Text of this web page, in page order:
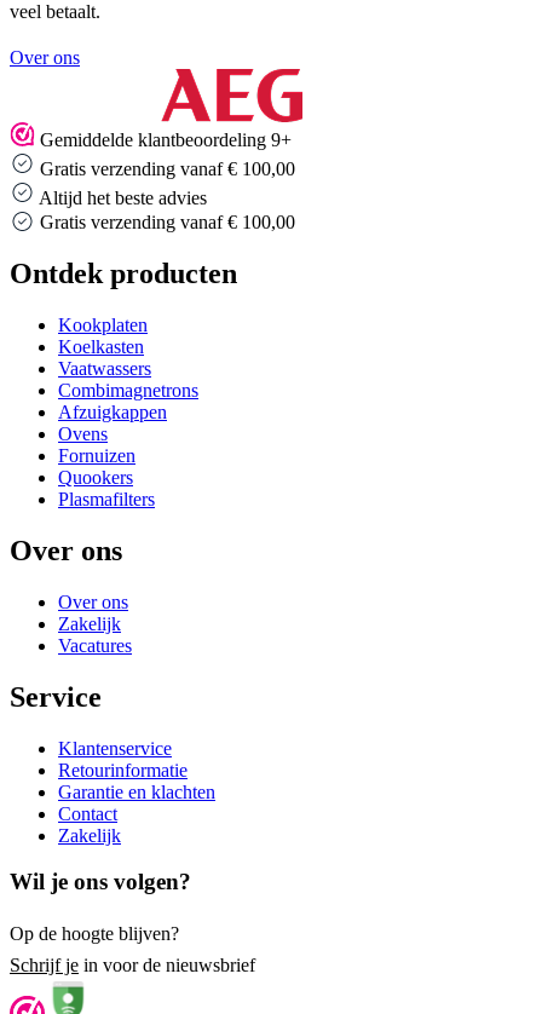
veel betaalt.
Over ons
Gemiddelde klantbeoordeling 9+
Gratis verzending vanaf € 100,00
Altijd het beste advies
Gratis verzending vanaf € 100,00
Ontdek producten
Kookplaten
Koelkasten
Vaatwassers
Combimagnetrons
Afzuigkappen
Ovens
Fornuizen
Quookers
Plasmafilters
Over ons
Over ons
Zakelijk
Vacatures
Service
Klantenservice
Retourinformatie
Garantie en klachten
Contact
Zakelijk
Wil je ons volgen?
Op de hoogte blijven?
Schrijf je in voor de nieuwsbrief